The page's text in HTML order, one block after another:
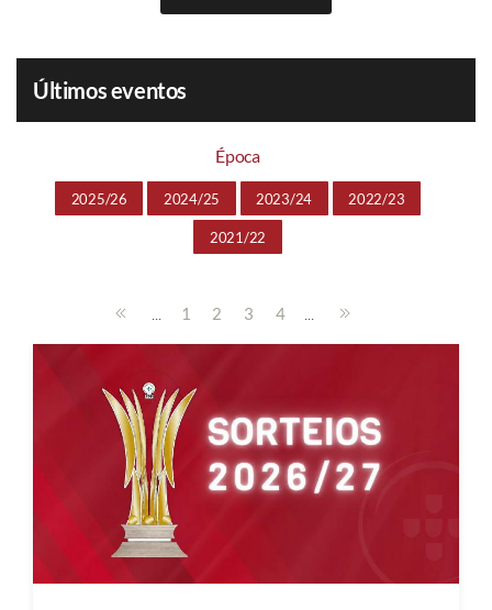
Últimos eventos
Época
2025/26 2024/25 2023/24 2022/23
2021/22
... 1 2 3 4 ...